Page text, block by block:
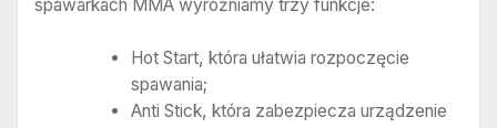
spawarkach MMA wyróżniamy trzy funkcje:
Hot Start, która ułatwia rozpoczęcie
spawania;
Anti Stick, która zabezpiecza urządzenie